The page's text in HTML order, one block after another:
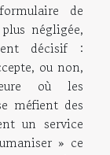
de
négligée,
décisif :
ou non,
où les
méfient des
un service
» ce